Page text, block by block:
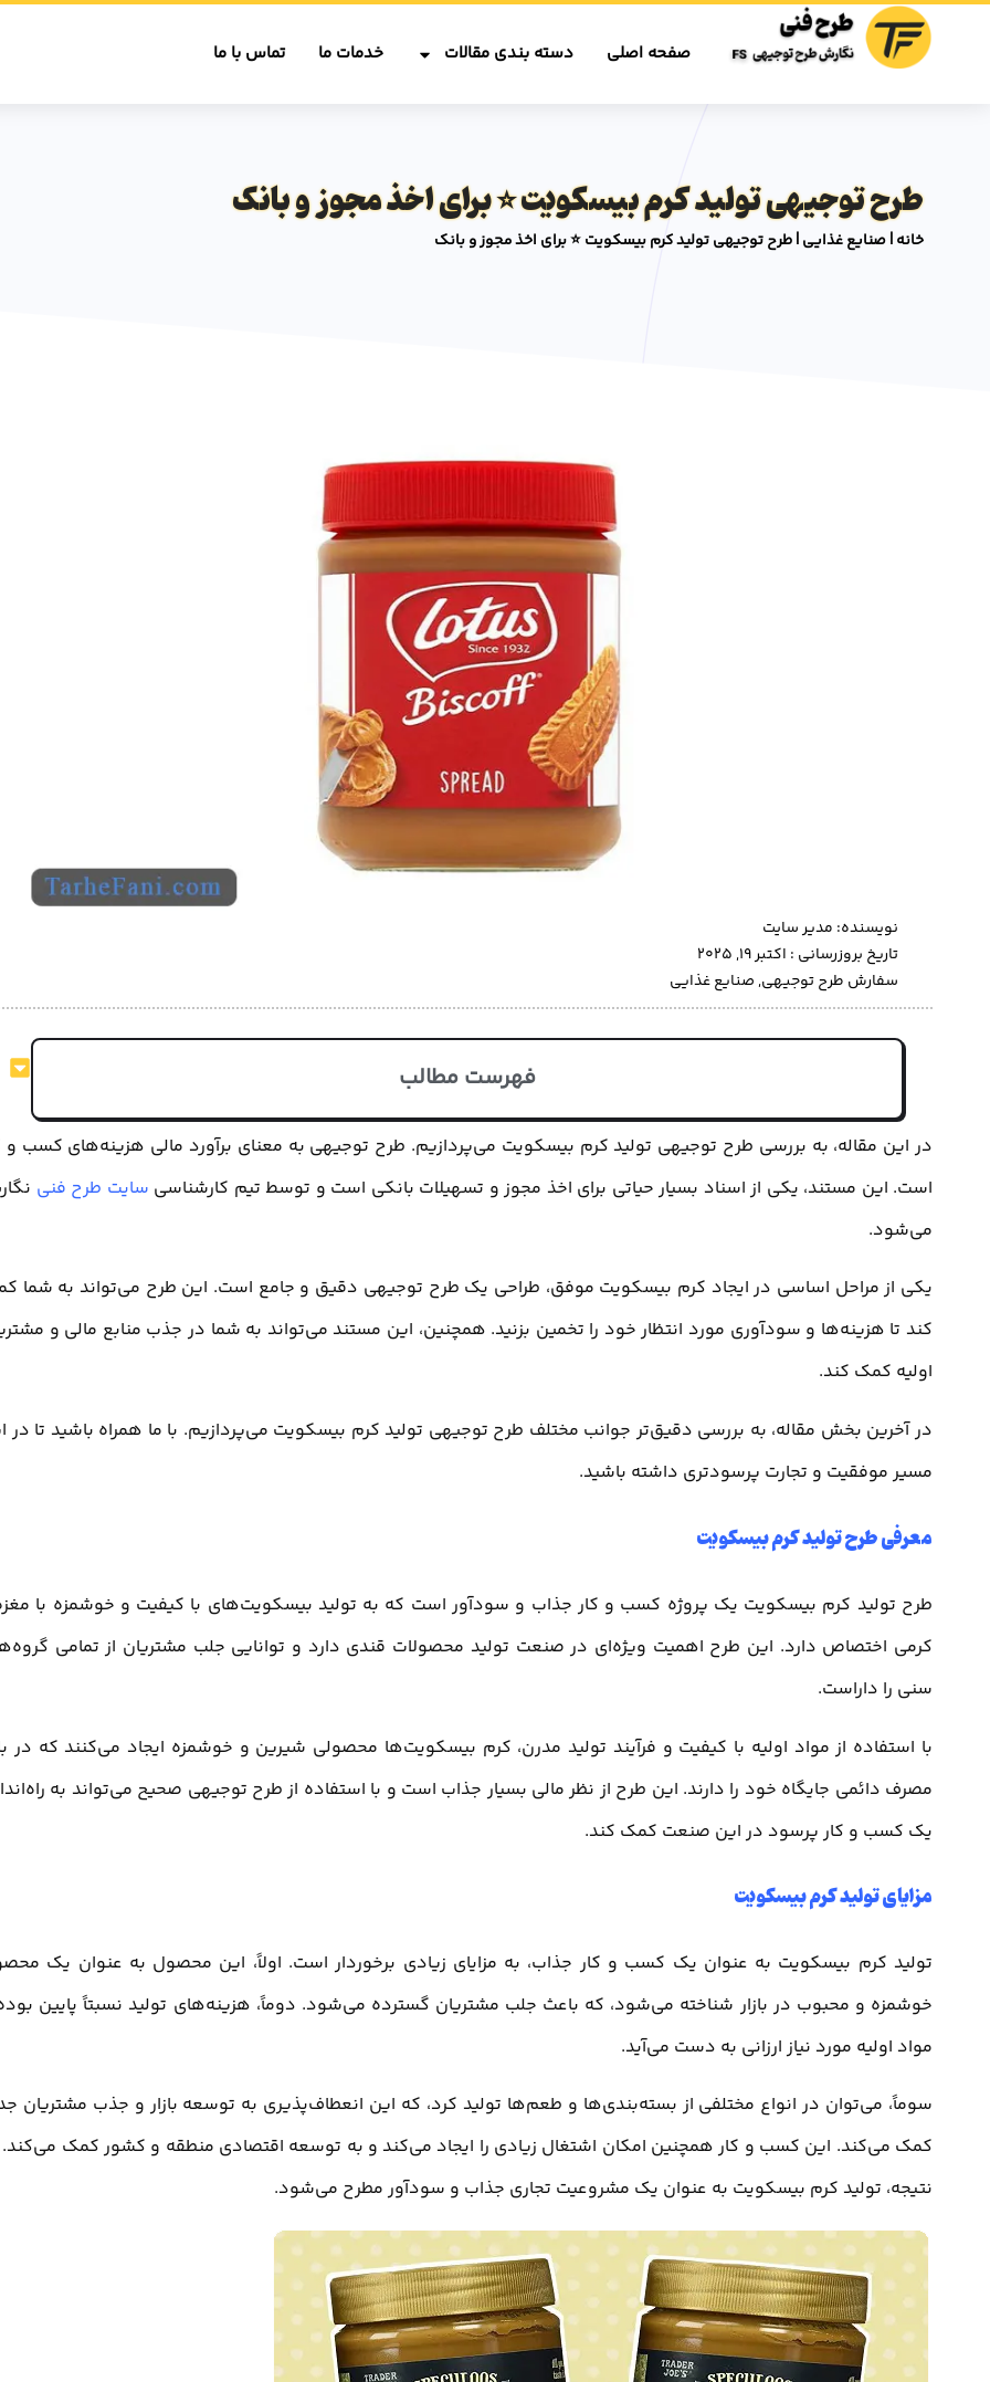
صفحه اصلی دسته بندی مقالات خدمات ما تماس با ما
طرح توجیهی تولید کرم بیسکویت ⭐️ برای اخذ مجوز و بانک
خانه|صنایع غذایی|طرح توجیهی تولید کرم بیسکویت ⭐️ برای اخذ مجوز و بانک
نویسنده: مدیر سایت
تاریخ بروزرسانی : اکتبر 19, 2025
سفارش طرح توجیهی,صنایع غذایی
فهرست مطالب
در این مقاله، به بررسی طرح توجیهی تولید کرم بیسکویت می‌پردازیم. طرح توجیهی به معنای برآورد مالی هزینه‌های کسب و
است. این مستند، یکی از اسناد بسیار حیاتی برای اخذ مجوز و تسهیلات بانکی است و توسط تیم کارشناسی سایت طرح فنی
می‌شود.
یکی از مراحل اساسی در ایجاد کرم بیسکویت موفق، طراحی یک طرح توجیهی دقیق و جامع است. این طرح می‌تواند به شما
کند تا هزینه‌ها و سودآوری مورد انتظار خود را تخمین بزنید. همچنین، این مستند می‌تواند به شما در جذب منابع مالی و
اولیه کمک کند.
در آخرین بخش مقاله، به بررسی دقیق‌تر جوانب مختلف طرح توجیهی تولید کرم بیسکویت می‌پردازیم. با ما همراه باشید تا در
مسیر موفقیت و تجارت پرسودتری داشته باشید.
معرفی طرح تولید کرم بیسکویت
طرح تولید کرم بیسکویت یک پروژه کسب و کار جذاب و سودآور است که به تولید بیسکویت‌های با کیفیت و خوشمزه با
کرمی اختصاص دارد. این طرح اهمیت ویژه‌ای در صنعت تولید محصولات قندی دارد و توانایی جلب مشتریان از تمامی
سنی را داراست.
با استفاده از مواد اولیه با کیفیت و فرآیند تولید مدرن، کرم بیسکویت‌ها محصولی شیرین و خوشمزه ایجاد می‌کنند که در
مصرف دائمی جایگاه خود را دارند. این طرح از نظر مالی بسیار جذاب است و با استفاده از طرح توجیهی صحیح می‌تواند به
یک کسب و کار پرسود در این صنعت کمک کند.
مزایای تولید کرم بیسکویت
تولید کرم بیسکویت به عنوان یک کسب و کار جذاب، به مزایای زیادی برخوردار است. اولاً، این محصول به عنوان یک
خوشمزه و محبوب در بازار شناخته می‌شود، که باعث جلب مشتریان گسترده می‌شود. دوماً، هزینه‌های تولید نسبتاً پایین
مواد اولیه مورد نیاز ارزانی به دست می‌آید.
سوماً، می‌توان در انواع مختلفی از بسته‌بندی‌ها و طعم‌ها تولید کرد، که این انعطاف‌پذیری به توسعه بازار و جذب مشتریان
کمک می‌کند. این کسب و کار همچنین امکان اشتغال زیادی را ایجاد می‌کند و به توسعه اقتصادی منطقه و کشور کمک
نتیجه، تولید کرم بیسکویت به عنوان یک مشروعیت تجاری جذاب و سودآور مطرح می‌شود.